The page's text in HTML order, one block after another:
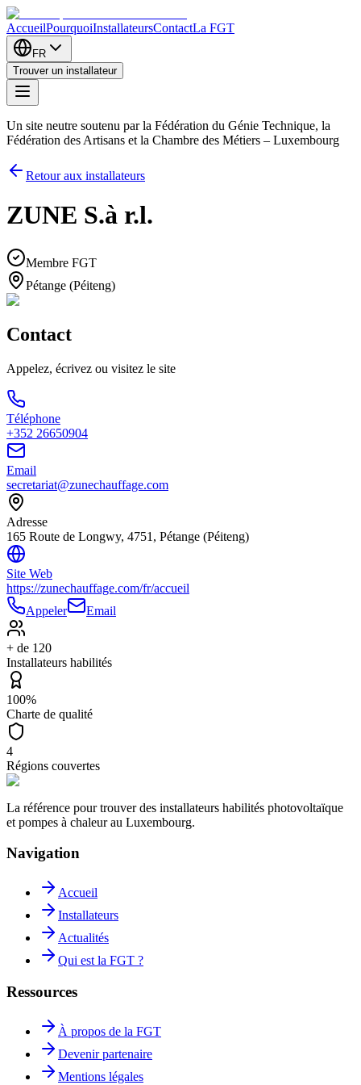
AccueilPourquoiInstallateursContactLa FGT
FR
Trouver un installateur
Un site neutre soutenu par la Fédération du Génie Technique, la
Fédération des Artisans et la Chambre des Métiers – Luxembourg
Retour aux installateurs
ZUNE S.à r.l.
Membre FGT
Pétange (Péiteng)
Contact
Appelez, écrivez ou visitez le site
Téléphone
+352 26650904
Email
secretariat@zunechauffage.com
Adresse
165 Route de Longwy, 4751, Pétange (Péiteng)
Site Web
https://zunechauffage.com/fr/accueil
Appeler
Email
+ de 120
Installateurs habilités
100%
Charte de qualité
4
Régions couvertes
La référence pour trouver des installateurs habilités photovoltaïque
et pompes à chaleur au Luxembourg.
Navigation
Accueil
Installateurs
Actualités
Qui est la FGT ?
Ressources
À propos de la FGT
Devenir partenaire
Mentions légales